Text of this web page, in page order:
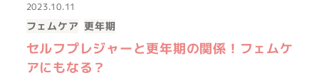
2023.10.11
フェムケア 更年期
セルフプレジャーと更年期の関係！フェムケ
アにもなる？